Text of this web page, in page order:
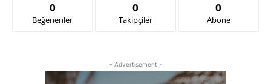
0
Beğenenler
0
Takipçiler
0
Abone
- Advertisement -